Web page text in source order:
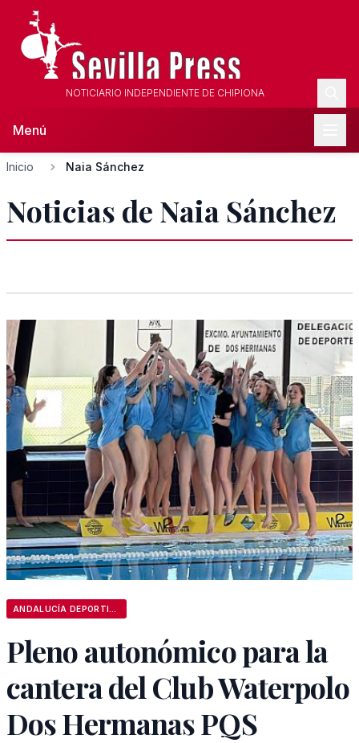
NOTICIARIO INDEPENDIENTE DE CHIPIONA
Menú
Inicio Naia Sánchez
Noticias de Naia Sánchez
Pleno autonómico para la
cantera del Club Waterpolo
Dos Hermanas PQS